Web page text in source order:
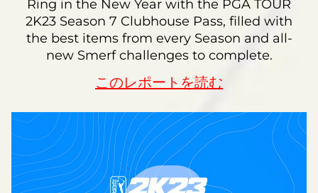
Ring in the New Year with the PGA TOUR
2K23 Season 7 Clubhouse Pass, filled with
the best items from every Season and all-
new Smerf challenges to complete.
このレポートを読む